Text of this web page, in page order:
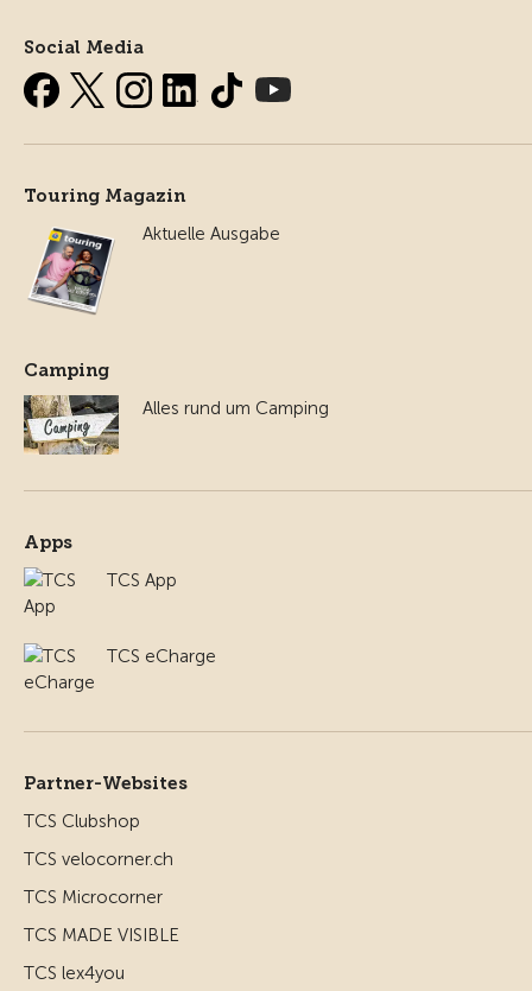
Social Media
Touring Magazin
Aktuelle Ausgabe
Camping
Alles rund um Camping
Apps
TCS App
TCS eCharge
Partner-Websites
TCS Clubshop
TCS velocorner.ch
TCS Microcorner
TCS MADE VISIBLE
TCS lex4you